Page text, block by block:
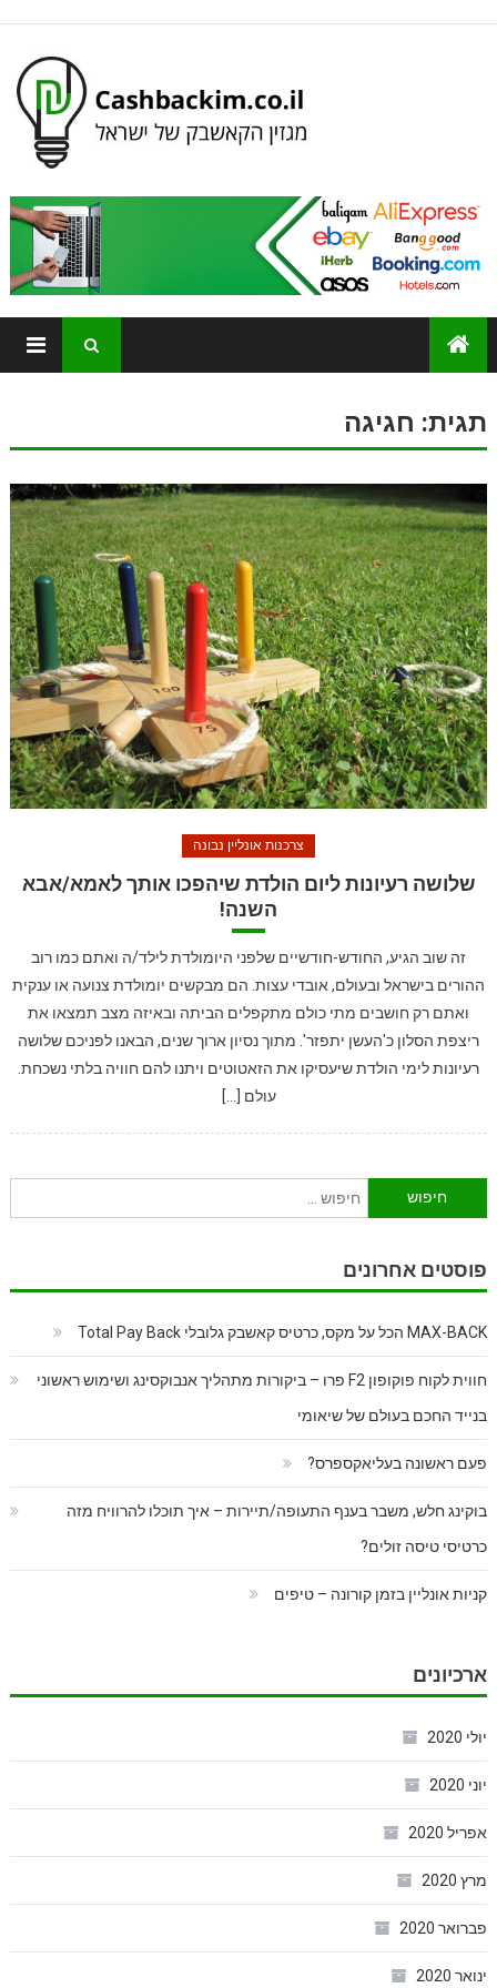
תגית: חגיגה
צרכנות אונליין נבונה
שלושה רעיונות ליום הולדת שיהפכו אותך לאמא/אבא
השנה!
זה שוב הגיע, החודש-חודשיים שלפני היומולדת לילד/ה ואתם כמו רוב
ההורים בישראל ובעולם, אובדי עצות. הם מבקשים יומולדת צנועה או ענקית
ואתם רק חושבים מתי כולם מתקפלים הביתה ובאיזה מצב תמצאו את
ריצפת הסלון כ'העשן יתפזר'. מתוך נסיון ארוך שנים, הבאנו לפניכם שלושה
רעיונות לימי הולדת שיעסיקו את הזאטוטים ויתנו להם חוויה בלתי נשכחת.
עולם […]
חיפוש:
פוסטים אחרונים
MAX-BACK הכל על מקס, כרטיס קאשבק גלובלי Total Pay Back
חווית לקוח פוקופון F2 פרו – ביקורות מתהליך אנבוקסינג ושימוש ראשוני
בנייד החכם בעולם של שיאומי
פעם ראשונה בעליאקספרס?
בוקינג חלש, משבר בענף התעופה/תיירות – איך תוכלו להרוויח מזה
כרטיסי טיסה זולים?
קניות אונליין בזמן קורונה – טיפים
ארכיונים
יולי 2020
יוני 2020
אפריל 2020
מרץ 2020
פברואר 2020
ינואר 2020